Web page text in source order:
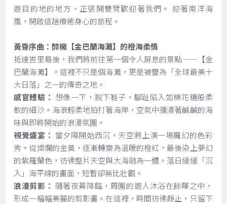
遊目的地的地方，正張開雙臂歡迎著我們。 迎著南洋海
風，開啟這趟療癒身心的旅程。
黃昏序曲：醉擁【金巴蘭海灘】的橙海柔情
抵達峇里島後，我們將前往第一個令人屏息的景點——【金
巴蘭海灘】。這裡不只是個海灘，更是被譽為「全球最美十
大日落」之一的傳奇之地。
感官體驗： 想像一下，脫下鞋子，腳趾陷入如棉花糖般柔
軟的細沙。海浪輕柔地拍打著海岸，空氣中瀰漫著鹹鹹的海
味與即將開始的浪漫氛圍。
視覺盛宴： 當夕陽開始西沉，天空將上演一場魔幻的色彩
秀。從燦爛的金黃，逐漸轉變為溫暖的橙紅，最後染上夢幻
的紫羅蘭色，彷彿整片天空與大海融為一體。落日緩緩「沉
入」海平線的畫面，短暫卻無比壯觀。
浪漫剪影： 隨著夜幕降臨，周圍的遊人沐浴在餘暉之中，
形成一幅幅美麗的剪影畫。在這裡，時間彷彿靜止，只留下